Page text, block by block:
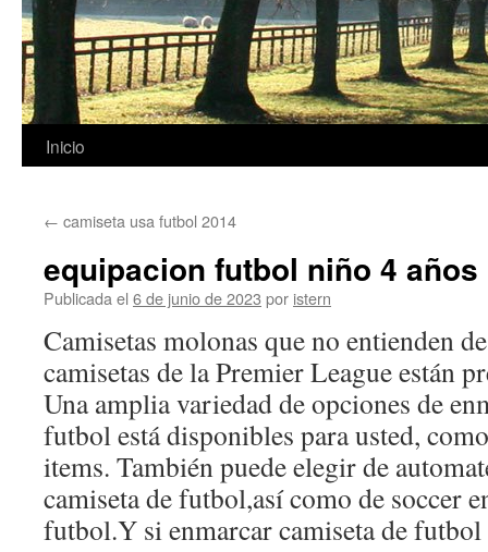
Saltar
contenido
Inicio
← camiseta usa futbol 2014
equipacion futbol niño 4 años
Publicada el 6 de junio de 2023 por istern
Camisetas molonas que no entienden
camisetas de la Premier League están
Una amplia variedad de opciones de
futbol está disponibles para usted,
items. También puede elegir de
camiseta de futbol,así como de soccer
futbol.Y si enmarcar camiseta de